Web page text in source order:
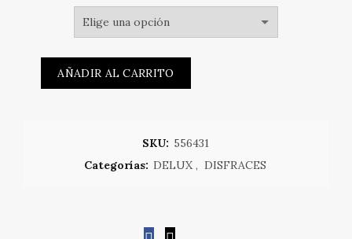
AÑADIR AL CARRITO
SKU: 556431
Categorías: DELUX , DISFRACES